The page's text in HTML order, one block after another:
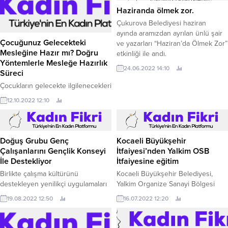
Çocuğunuz Gelecekteki
Mesleğine Hazır mı? Doğru
Yöntemlerle Mesleğe Hazırlık
Süreci
Çocukların gelecekte ilgilenecekleri
meslekleri belirlemesi kendi
adlarına çok önemli bir karar.
12.10.2022 12:10
Haziranda ölmek zor.
Çukurova Belediyesi haziran
ayında aramızdan ayrılan ünlü şair
ve yazarları “Haziran’da Ölmek Zor”
etkinliği ile andı.
24.06.2022 14:10
Doğuş Grubu Genç
Çalışanlarını Gençlik Konseyi
İle Destekliyor
Birlikte çalışma kültürünü
destekleyen yenilikçi uygulamaları
hayata geçiren Doğuş Grubu,
gençlerin yaratıcı fikirlerini ortaya
koyabildikleri ve bu fikirlerin
uygulayıcısı olabilecekleri 1’inci
19.08.2022 12:50
Kocaeli Büyükşehir
İtfaiyesi’nden Yalkim OSB
İtfaiyesine eğitim
Kocaeli Büyükşehir Belediyesi,
Yalkim Organize Sanayi Bölgesi
İtfaiyesi personeline mesleki eğitim
verdi Ulusal ve uluslararası
düzeyde verdiği eğitim hizmetleri
ile adından söz ettiren Kocaeli
16.07.2022 12:20